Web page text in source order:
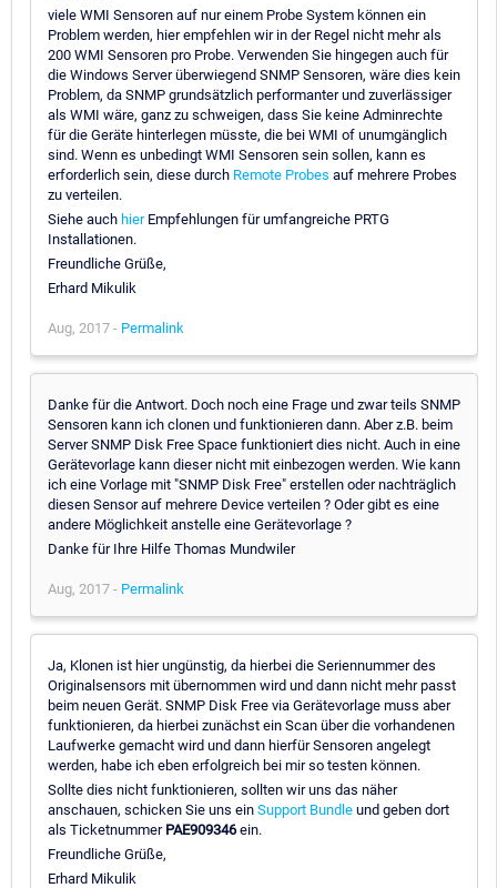
viele WMI Sensoren auf nur einem Probe System können ein
Problem werden, hier empfehlen wir in der Regel nicht mehr als
200 WMI Sensoren pro Probe. Verwenden Sie hingegen auch für
die Windows Server überwiegend SNMP Sensoren, wäre dies kein
Problem, da SNMP grundsätzlich performanter und zuverlässiger
als WMI wäre, ganz zu schweigen, dass Sie keine Adminrechte
für die Geräte hinterlegen müsste, die bei WMI of unumgänglich
sind. Wenn es unbedingt WMI Sensoren sein sollen, kann es
erforderlich sein, diese durch Remote Probes auf mehrere Probes
zu verteilen.
Siehe auch hierEmpfehlungen für umfangreiche PRTG
Installationen.
Freundliche Grüße,
Erhard Mikulik
Aug, 2017 - Permalink
Danke für die Antwort. Doch noch eine Frage und zwar teils SNMP
Sensoren kann ich clonen und funktionieren dann. Aber z.B. beim
Server SNMP Disk Free Space funktioniert dies nicht. Auch in eine
Gerätevorlage kann dieser nicht mit einbezogen werden. Wie kann
ich eine Vorlage mit "SNMP Disk Free" erstellen oder nachträglich
diesen Sensor auf mehrere Device verteilen ? Oder gibt es eine
andere Möglichkeit anstelle eine Gerätevorlage ?
Danke für Ihre Hilfe Thomas Mundwiler
Aug, 2017 - Permalink
Ja, Klonen ist hier ungünstig, da hierbei die Seriennummer des
Originalsensors mit übernommen wird und dann nicht mehr passt
beim neuen Gerät. SNMP Disk Free via Gerätevorlage muss aber
funktionieren, da hierbei zunächst ein Scan über die vorhandenen
Laufwerke gemacht wird und dann hierfür Sensoren angelegt
werden, habe ich eben erfolgreich bei mir so testen können.
Sollte dies nicht funktionieren, sollten wir uns das näher
anschauen, schicken Sie uns ein Support Bundle und geben dort
als Ticketnummer PAE909346ein.
Freundliche Grüße,
Erhard Mikulik